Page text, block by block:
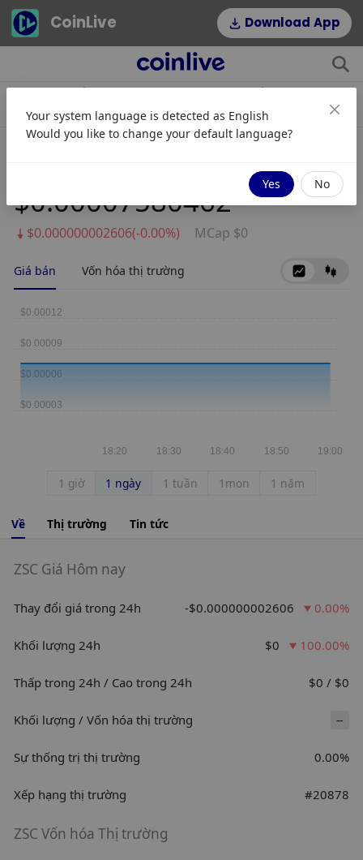
CoinLive Download App
0.08%
2.64%
$0.00007580462
$0.000000002606(-0.00%) MCap $0
Giá bán Vốn hóa thị trường
1 giờ 1 ngày 1 tuần 1mon 1 năm
Về Thị trường Tin tức
ZSC Giá Hôm nay
Thay đổi giá trong 24h -$0.000000002606 0.00%
Khối lượng 24h $0 100.00%
Thấp trong 24h / Cao trong 24h $0 / $0
Khối lượng / Vốn hóa thị trường --
Sự thống trị thị trường 0.00%
Xếp hạng thị trường #20878
ZSC Vốn hóa Thị trường
Your system language is detected as English
Would you like to change your default language?
Yes No